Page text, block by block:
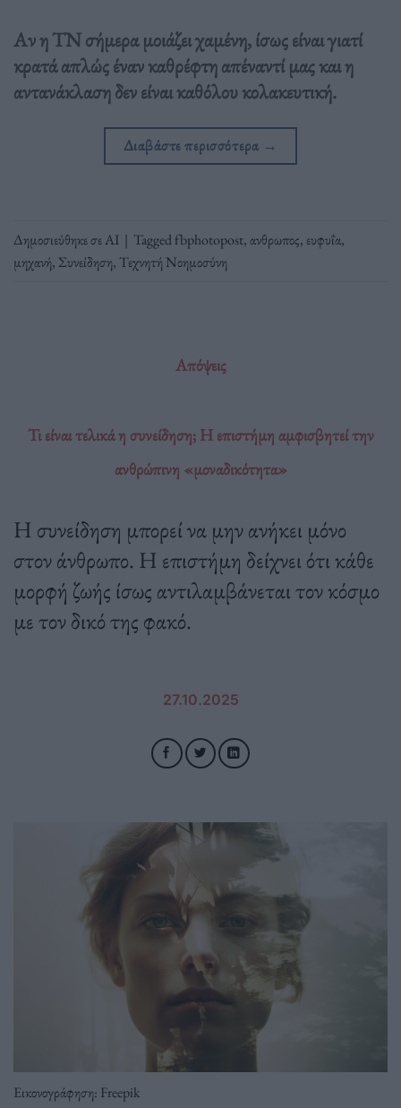
Αν η ΤΝ σήμερα μοιάζει χαμένη, ίσως είναι γιατί
κρατά απλώς έναν καθρέφτη απέναντί μας και η
αντανάκλαση δεν είναι καθόλου κολακευτική.
Διαβάστε περισσότερα →
Δημοσιεύθηκε σεΑΙ | Taggedfbphotopost,ανθρωπος, ευφυΐα,
μηχανή, Συνείδηση, Τεχνητή Νοημοσύνη
Απόψεις
Τι είναι τελικά η συνείδηση; Η επιστήμη αμφισβητεί την
ανθρώπινη «μοναδικότητα»
Η συνείδηση μπορεί να μην ανήκει μόνο
στον άνθρωπο. Η επιστήμη δείχνει ότι κάθε
μορφή ζωής ίσως αντιλαμβάνεται τον κόσμο
με τον δικό της φακό.
27.10.2025
Εικονογράφηση: Freepik